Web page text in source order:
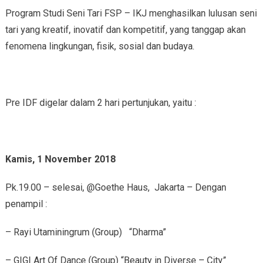
Program Studi Seni Tari FSP – IKJ menghasilkan lulusan seni
tari yang kreatif, inovatif dan kompetitif, yang tanggap akan
fenomena lingkungan, fisik, sosial dan budaya.
Pre IDF digelar dalam 2 hari pertunjukan, yaitu :
Kamis, 1 November 2018
Pk.19.00 – selesai, @Goethe Haus, Jakarta – Dengan
penampil :
– Rayi Utaminingrum (Group) “Dharma”
– GIGI Art Of Dance (Group) “Beauty in Diverse – City”